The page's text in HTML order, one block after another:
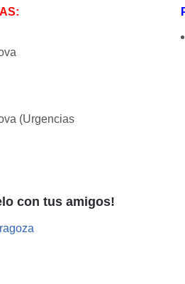
(Urgencias
con tus amigos!